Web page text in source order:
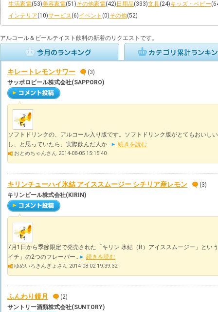
生活家電(53)美容家電(51)その他家電(42) 日用品(333)文具(24)キッズ・ベビー
インテリア(10)サービス(6)イベント (0)その他(52)
アルコール＆ビールテイスト飲料の新着のリクエストです。
キレートレモンサワー
(3)
サッポロビール株式会社(SAPPORO)
ソフトドリンクの、アルコール入り版です。ソフトドリンク版がとてもおいし
し、と思っていたら、実際飲んだ人か...
続きを読む
おとめちゃんさん 2014-08-05 15:15:40
キリンチューハイ氷結 アイススムージー シチリア産レモン
(3)
キリンビール株式会社(KIRIN)
7月1日から季節限定で発売された「キリン 氷結（R）アイススムージー」とい
イチ」の2つのフレーバー...
続きを読む
ゆめいろきんぎょさん 2014-08-02 19:39:32
ふんわり鏡月
(2)
サントリー酒類株式会社(SUNTORY)